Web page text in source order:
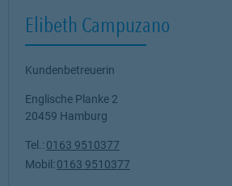
Elibeth Campuzano
Kundenbetreuerin
Englische Planke 2
20459 Hamburg
Tel.: 0163 9510377
Mobil: 0163 9510377